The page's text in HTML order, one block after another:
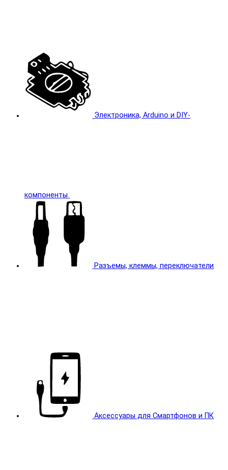
Электроника, Arduino и DIY-
компоненты
Разъемы, клеммы, переключатели
Аксессуары для Смартфонов и ПК